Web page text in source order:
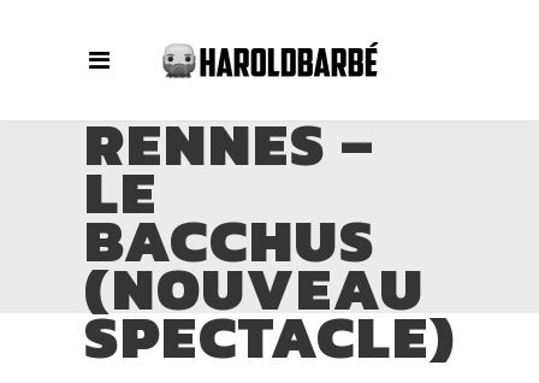
RENNES –
LE
BACCHUS
(NOUVEAU
SPECTACLE)